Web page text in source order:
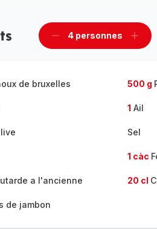
Supprimer
4 personnes
de bruxelles 500 g
1 Ail
Sel
1 càc
a l'ancienne 20 cl
de jambon